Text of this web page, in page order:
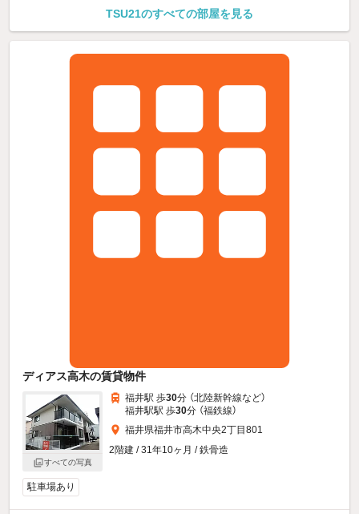
TSU21のすべての部屋を見る
ディアス高木の賃貸物件
すべての写真
福井駅 歩30分 （北陸新幹線など）
福井駅駅 歩30分 （福鉄線）
福井県福井市高木中央2丁目801
2階建 / 31年10ヶ月 / 鉄骨造
駐車場あり